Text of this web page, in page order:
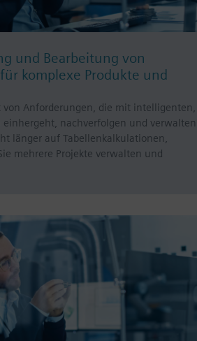
und Bearbeitung von
komplexe Produkte und
von Anforderungen, die mit intelligenten,
einhergeht, nachverfolgen und
länger auf Tabellenkalkulationen,
mehrere Projekte verwalten und